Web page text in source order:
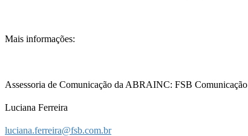
Mais informações:
Assessoria de Comunicação da ABRAINC: FSB Comunicação
Luciana Ferreira
luciana.ferreira@fsb.com.br